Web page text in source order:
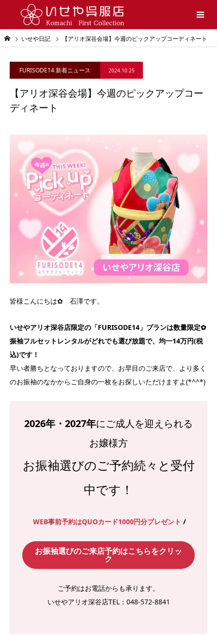
いせや日記 【アリオ深谷会場】今週のピックアップコーディネート
FURISODE14 新着ニュース 2024.10.25
【アリオ深谷会場】今週のピックアップコー
ディネート
皆様こんにちは✿ 石澤です。
いせやアリオ深谷店限定の「FURISODE14」プランは数量限定✿
振袖フルセットレンタルがどれでも選び放題で、均一14万円(税
込)です！
早い者勝ちとなっておりますので、お早目のご来店で、より多く
のお振袖のなかからご自身の一枚をお探しいただけますよ(*^^*)
2026年 ・2027年にご成人を迎えられる
お嬢様方
お振袖選びのご予約続々と受付
中です！
WEB事前予約はQUOカード1000円分プレゼント /
お振袖選びのご来店予約はこちらをクリッ
ク
ご予約はお電話からも承ります。
いせやアリオ深谷店TEL：048-572-8841